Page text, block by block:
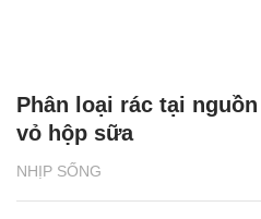
NHỊP SỐNG
Phân loại rác tại
vỏ hộp sữa